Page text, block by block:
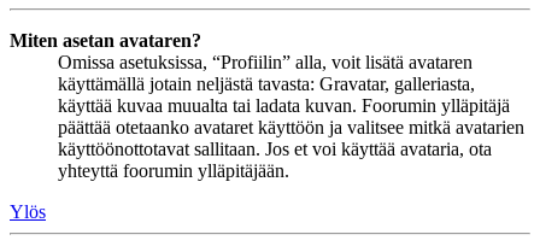
Miten asetan avataren?
Omissa asetuksissa, “Profiilin” alla, voit lisätä avataren
käyttämällä jotain neljästä tavasta: Gravatar, galleriasta,
käyttää kuvaa muualta tai ladata kuvan. Foorumin ylläpitäjä
päättää otetaanko avataret käyttöön ja valitsee mitkä avatarien
käyttöönottotavat sallitaan. Jos et voi käyttää avataria, ota
yhteyttä foorumin ylläpitäjään.
Ylös